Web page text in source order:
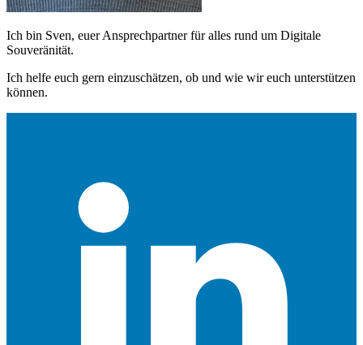
Ich bin Sven, euer Ansprechpartner für alles rund um Digitale
Souveränität.
Ich helfe euch gern einzuschätzen, ob und wie wir euch unterstützen
können.